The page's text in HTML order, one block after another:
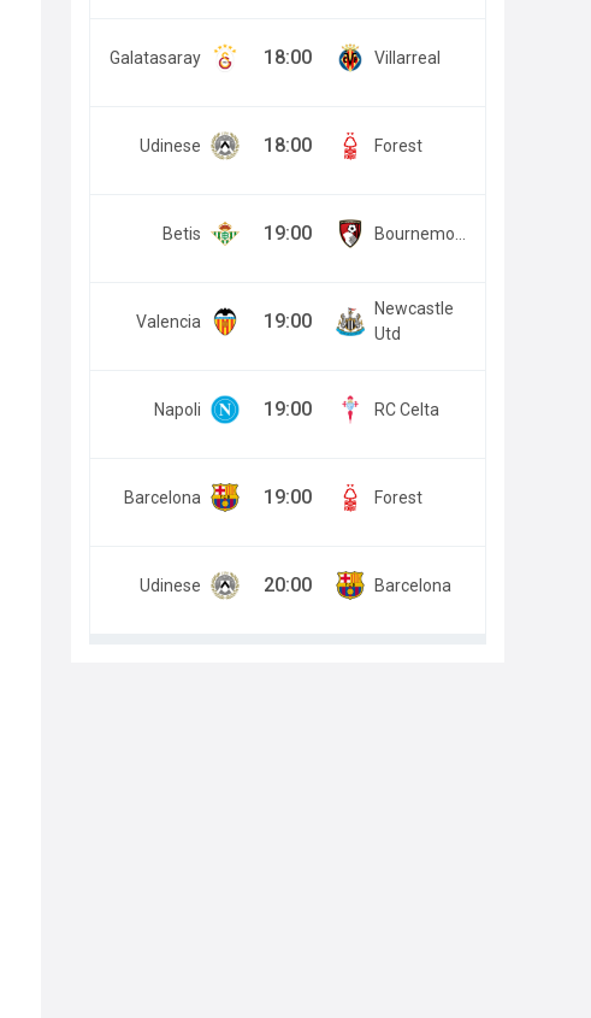
Galatasaray 18:00 Villarreal
Udinese 18:00 Forest
Betis 19:00
Valencia 19:00
Newcastle
Utd
Napoli 19:00 RC Celta
Barcelona 19:00 Forest
Udinese 20:00 Barcelona